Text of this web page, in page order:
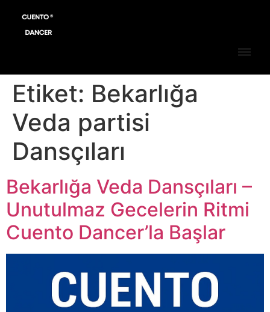
Etiket: Bekarlığa
Veda partisi
Dansçıları
Bekarlığa Veda Dansçıları –
Unutulmaz Gecelerin Ritmi
Cuento Dancer’la Başlar